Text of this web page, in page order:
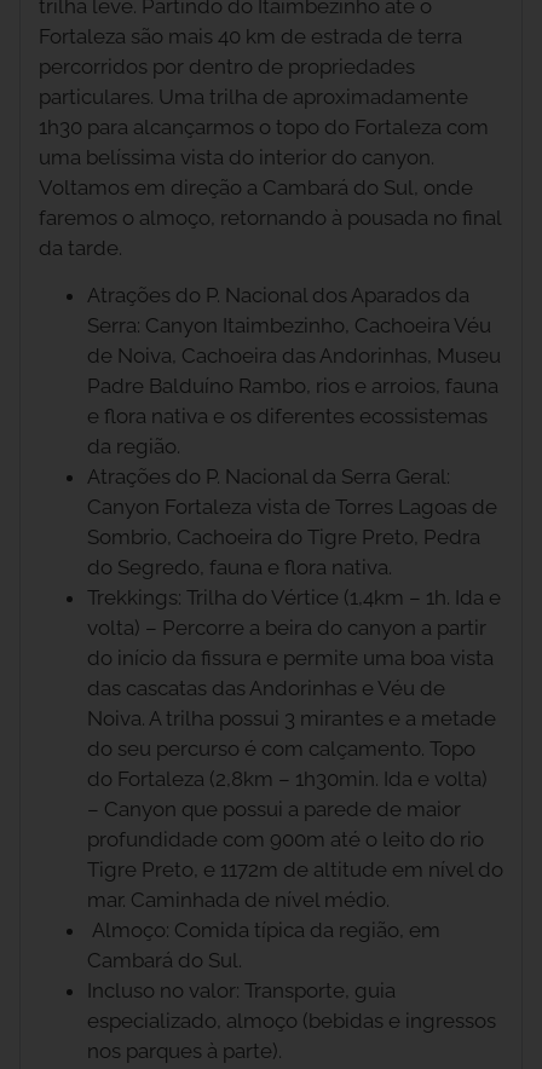
trilha leve. Partindo do Itaimbezinho até o
Fortaleza são mais 40 km de estrada de terra
percorridos por dentro de propriedades
particulares. Uma trilha de aproximadamente
1h30 para alcançarmos o topo do Fortaleza com
uma belíssima vista do interior do canyon.
Voltamos em direção a Cambará do Sul, onde
faremos o almoço, retornando à pousada no final
da tarde.
Atrações do P. Nacional dos Aparados da
Serra: Canyon Itaimbezinho, Cachoeira Véu
de Noiva, Cachoeira das Andorinhas, Museu
Padre Balduíno Rambo, rios e arroios, fauna
e flora nativa e os diferentes ecossistemas
da região.
Atrações do P. Nacional da Serra Geral:
Canyon Fortaleza vista de Torres Lagoas de
Sombrio, Cachoeira do Tigre Preto, Pedra
do Segredo, fauna e flora nativa.
Trekkings: Trilha do Vértice (1,4km – 1h. Ida e
volta) – Percorre a beira do canyon a partir
do início da fissura e permite uma boa vista
das cascatas das Andorinhas e Véu de
Noiva. A trilha possui 3 mirantes e a metade
do seu percurso é com calçamento. Topo
do Fortaleza (2,8km – 1h30min. Ida e volta)
– Canyon que possui a parede de maior
profundidade com 900m até o leito do rio
Tigre Preto, e 1172m de altitude em nível do
mar. Caminhada de nível médio.
Almoço: Comida típica da região, em
Cambará do Sul.
Incluso no valor: Transporte, guia
especializado, almoço (bebidas e ingressos
nos parques à parte).